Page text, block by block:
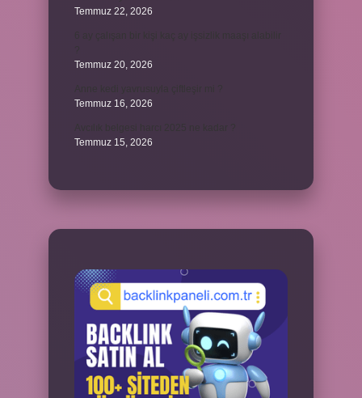
Temmuz 22, 2026
Temmuz 20, 2026
Temmuz 16, 2026
Temmuz 15, 2026